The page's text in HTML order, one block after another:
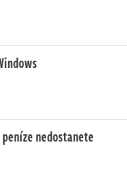
nedostanete